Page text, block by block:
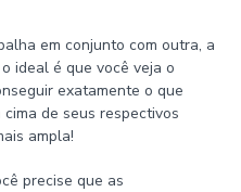
em conjunto com outra, a
ideal é que você veja o
exatamente o que
de seus respectivos
ampla!
precise que as